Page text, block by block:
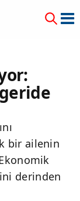
bir ailenin
derinden